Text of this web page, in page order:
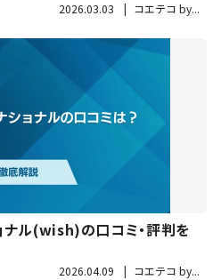
2026.03.03 コエテコ by...
ナル(wish)の口コミ・評判を
2026.04.09 コエテコ by...